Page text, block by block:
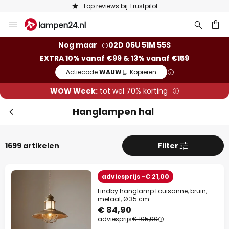
Keuze uit 50.000 lampen
naar
Nog maar
02D 06U 51M 53S
EXTRA 10% vanaf €99 & 13% vanaf €159
Actiecode:WAUW Kopiëren
WOW Week:tot wel 70% korting
Hanglampen hal
1699 artikelen Filter
adviesprijs -€ 21,00
Lindby hanglamp Louisanne, bruin,
metaal, Ø 35 cm
€ 84,90
adviesprijs€ 105,90